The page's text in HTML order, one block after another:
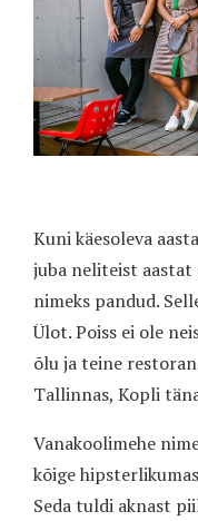
Kuni käesoleva
juba neliteist aastat
nimeks pandud.
Ülot. Poiss ei ole
õlu ja teine
Tallinnas, Kopli
Vanakoolimehe
kõige
Seda tuldi aknast